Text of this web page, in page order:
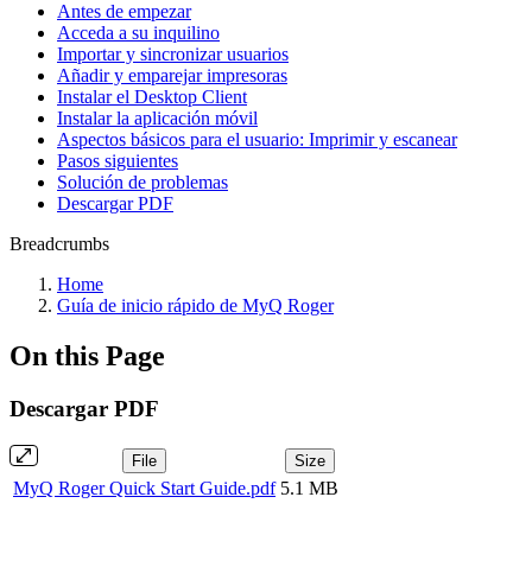
Antes de empezar
Acceda a su inquilino
Importar y sincronizar usuarios
Añadir y emparejar impresoras
Instalar el Desktop Client
Instalar la aplicación móvil
Aspectos básicos para el usuario: Imprimir y escanear
Pasos siguientes
Solución de problemas
Descargar PDF
Breadcrumbs
Home
Guía de inicio rápido de MyQ Roger
On this Page
Descargar PDF
File Size
MyQ Roger Quick Start Guide.pdf 5.1 MB